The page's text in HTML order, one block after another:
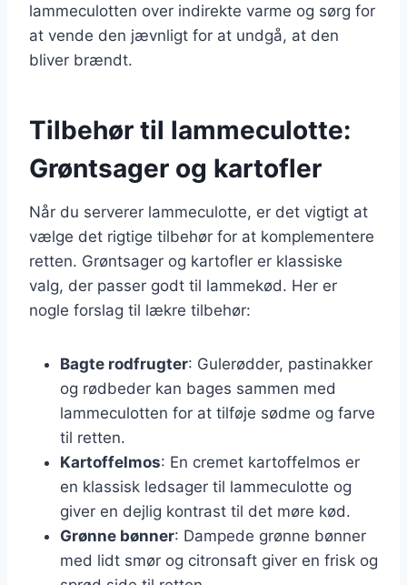
lammeculotten over indirekte varme og sørg for
at vende den jævnligt for at undgå, at den
bliver brændt.
Tilbehør til lammeculotte:
Grøntsager og kartofler
Når du serverer lammeculotte, er det vigtigt at
vælge det rigtige tilbehør for at komplementere
retten. Grøntsager og kartofler er klassiske
valg, der passer godt til lammekød. Her er
nogle forslag til lækre tilbehør:
Bagte rodfrugter: Gulerødder, pastinakker
og rødbeder kan bages sammen med
lammeculotten for at tilføje sødme og farve
til retten.
Kartoffelmos: En cremet kartoffelmos er
en klassisk ledsager til lammeculotte og
giver en dejlig kontrast til det møre kød.
Grønne bønner: Dampede grønne bønner
med lidt smør og citronsaft giver en frisk og